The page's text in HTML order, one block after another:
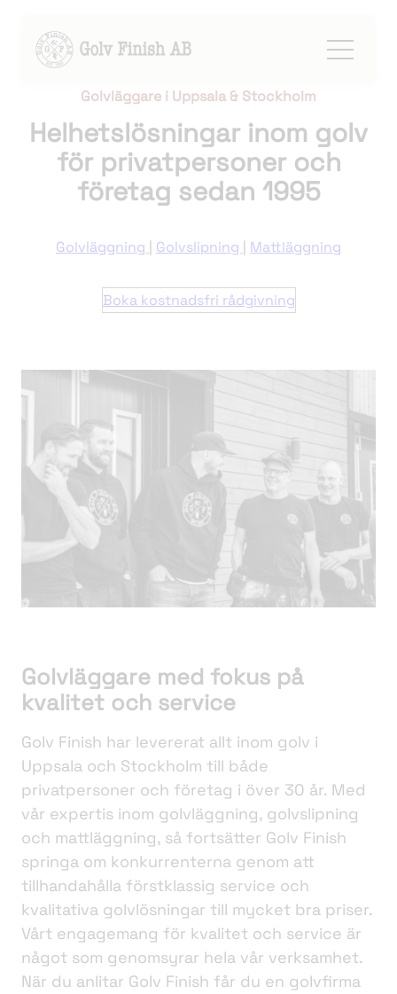
innehåll
Golvläggare i Uppsala & Stockholm
Helhetslösningar inom golv
för privatpersoner och
företag sedan 1995
Golvläggning Golvslipning Mattläggning
Boka kostnadsfri rådgivning
Golvläggare med fokus på
kvalitet och service
Golv Finish har levererat allt inom golv i
Uppsala och Stockholm till både
privatpersoner och företag i över 30 år. Med
vår expertis inom golvläggning, golvslipning
och mattläggning, så fortsätter Golv Finish
springa om konkurrenterna genom att
tillhandahålla förstklassig service och
kvalitativa golvlösningar till mycket bra priser.
Vårt engagemang för kvalitet och service är
något som genomsyrar hela vår verksamhet.
När du anlitar Golv Finish får du en golvfirma